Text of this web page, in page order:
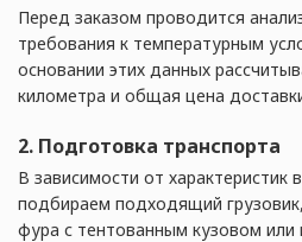
Перед заказом проводится
требования к температурным
основании этих данных
километра и общая цена
2. Подготовка транспорта
В зависимости от характеристик
подбираем подходящий
фура с тентованным кузовом или